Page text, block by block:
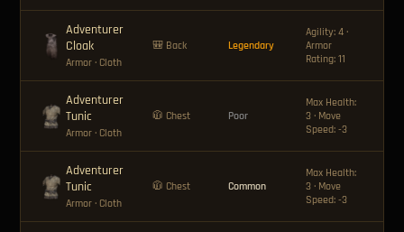
Adventurer
Cloak
Armor · Cloth
🎒 Back Legendary
Agility: 4 ·
Armor
Rating: 11
Adventurer
Tunic
Armor · Cloth
🧥 Chest Poor
Max Health:
3 · Move
Speed: -3
Adventurer
Tunic
Armor · Cloth
🧥 Chest Common
Max Health:
3 · Move
Speed: -3